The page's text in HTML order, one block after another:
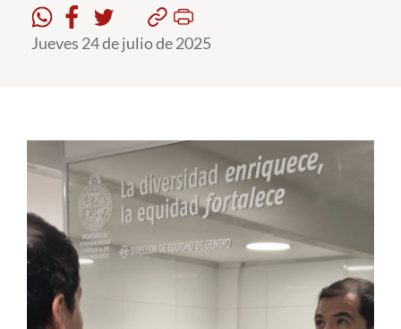
Admisión
Formación Continua
Estudiantes
Académicos
Funcionarios
Alumni
Jueves 24 de julio de 2025